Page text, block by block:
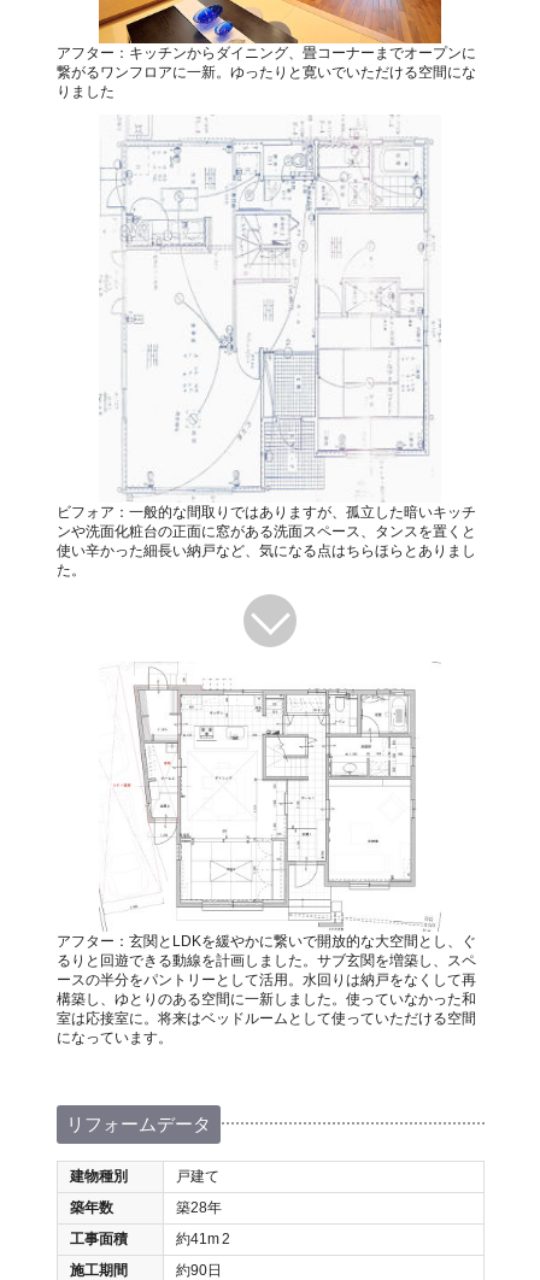
アフター：キッチンからダイニング、畳コーナーまでオープンに
繋がるワンフロアに一新。ゆったりと寛いでいただける空間にな
りました
ビフォア：一般的な間取りではありますが、孤立した暗いキッチ
ンや洗面化粧台の正面に窓がある洗面スペース、タンスを置くと
使い辛かった細長い納戸など、気になる点はちらほらとありまし
た。
アフター：玄関とLDKを緩やかに繋いで開放的な大空間とし、ぐ
るりと回遊できる動線を計画しました。サブ玄関を増築し、スペ
ースの半分をパントリーとして活用。水回りは納戸をなくして再
構築し、ゆとりのある空間に一新しました。使っていなかった和
室は応接室に。将来はベッドルームとして使っていただける空間
になっています。
リフォームデータ
建物種別
戸建て
築年数
築28年
工事面積
約41m2
施工期間
約90日